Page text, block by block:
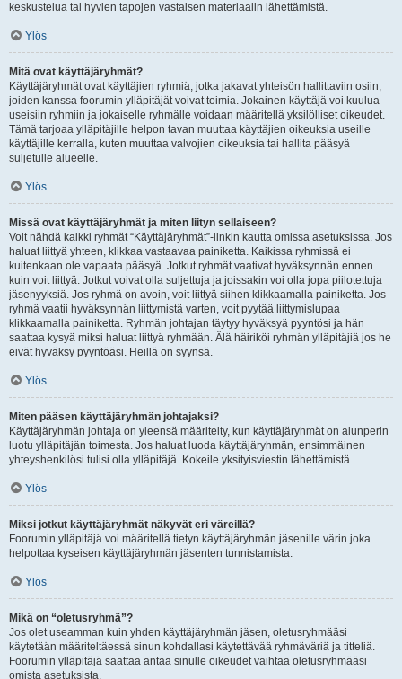
keskustelua tai hyvien tapojen vastaisen materiaalin lähettämistä.
Ylös
Mitä ovat käyttäjäryhmät?
Käyttäjäryhmät ovat käyttäjien ryhmiä, jotka jakavat yhteisön hallittaviin osiin,
joiden kanssa foorumin ylläpitäjät voivat toimia. Jokainen käyttäjä voi kuulua
useisiin ryhmiin ja jokaiselle ryhmälle voidaan määritellä yksilölliset oikeudet.
Tämä tarjoaa ylläpitäjille helpon tavan muuttaa käyttäjien oikeuksia useille
käyttäjille kerralla, kuten muuttaa valvojien oikeuksia tai hallita pääsyä
suljetulle alueelle.
Ylös
Missä ovat käyttäjäryhmät ja miten liityn sellaiseen?
Voit nähdä kaikki ryhmät “Käyttäjäryhmät”-linkin kautta omissa asetuksissa. Jos
haluat liittyä yhteen, klikkaa vastaavaa painiketta. Kaikissa ryhmissä ei
kuitenkaan ole vapaata pääsyä. Jotkut ryhmät vaativat hyväksynnän ennen
kuin voit liittyä. Jotkut voivat olla suljettuja ja joissakin voi olla jopa piilotettuja
jäsenyyksiä. Jos ryhmä on avoin, voit liittyä siihen klikkaamalla painiketta. Jos
ryhmä vaatii hyväksynnän liittymistä varten, voit pyytää liittymislupaa
klikkaamalla painiketta. Ryhmän johtajan täytyy hyväksyä pyyntösi ja hän
saattaa kysyä miksi haluat liittyä ryhmään. Älä häiriköi ryhmän ylläpitäjiä jos he
eivät hyväksy pyyntöäsi. Heillä on syynsä.
Ylös
Miten pääsen käyttäjäryhmän johtajaksi?
Käyttäjäryhmän johtaja on yleensä määritelty, kun käyttäjäryhmät on alunperin
luotu ylläpitäjän toimesta. Jos haluat luoda käyttäjäryhmän, ensimmäinen
yhteyshenkilösi tulisi olla ylläpitäjä. Kokeile yksityisviestin lähettämistä.
Ylös
Miksi jotkut käyttäjäryhmät näkyvät eri väreillä?
Foorumin ylläpitäjä voi määritellä tietyn käyttäjäryhmän jäsenille värin joka
helpottaa kyseisen käyttäjäryhmän jäsenten tunnistamista.
Ylös
Mikä on “oletusryhmä”?
Jos olet useamman kuin yhden käyttäjäryhmän jäsen, oletusryhmääsi
käytetään määriteltäessä sinun kohdallasi käytettävää ryhmäväriä ja titteliä.
Foorumin ylläpitäjä saattaa antaa sinulle oikeudet vaihtaa oletusryhmääsi
omista asetuksista.